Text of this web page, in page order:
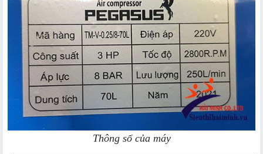
Thông số của máy